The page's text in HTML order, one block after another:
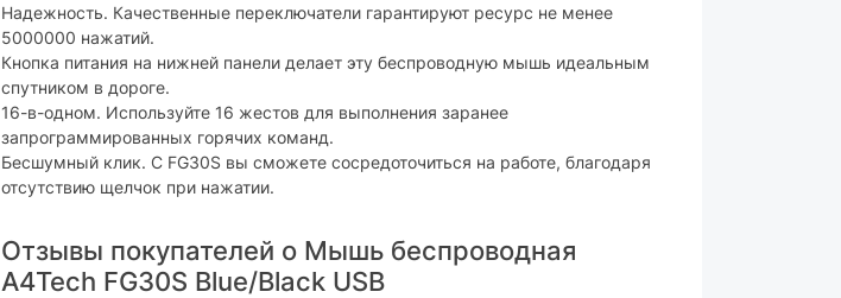
Радиус действия :
15 м
Ориентация:
для правой руки
USB-приемник:
Другое:
Физические характеристики
Вес:
Надежность. Качественные переключатели гарантируют ресурс не менее
5000000 нажатий.
Кнопка питания на нижней панели делает эту беспроводную мышь идеальным
спутником в дороге.
16-в-одном. Используйте 16 жестов для выполнения заранее
запрограммированных горячих команд.
Бесшумный клик. С FG30S вы сможете сосредоточиться на работе, благодаря
отсутствию щелчок при нажатии.
Отзывы покупателей о Мышь беспроводная
A4Tech FG30S Blue/Black USB